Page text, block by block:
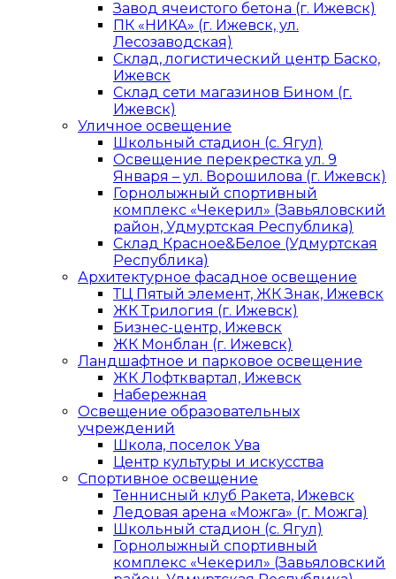
Завод ячеистого бетона (г. Ижевск)
ПК «НИКА» (г. Ижевск, ул.
Лесозаводская)
Склад, логистический центр Баско,
Ижевск
Склад сети магазинов Бином (г.
Ижевск)
Уличное освещение
Школьный стадион (с. Ягул)
Освещение перекрестка ул. 9
Января – ул. Ворошилова (г. Ижевск)
Горнолыжный спортивный
комплекс «Чекерил» (Завьяловский
район, Удмуртская Республика)
Склад Красное&Белое (Удмуртская
Республика)
Архитектурное фасадное освещение
ТЦ Пятый элемент, ЖК Знак, Ижевск
ЖК Трилогия (г. Ижевск)
Бизнес-центр, Ижевск
ЖК Монблан (г. Ижевск)
Ландшафтное и парковое освещение
ЖК Лофтквартал, Ижевск
Набережная
Освещение образовательных
учреждений
Школа, поселок Ува
Центр культуры и искусства
Спортивное освещение
Теннисный клуб Ракета, Ижевск
Ледовая арена «Можга» (г. Можга)
Школьный стадион (с. Ягул)
Горнолыжный спортивный
комплекс «Чекерил» (Завьяловский